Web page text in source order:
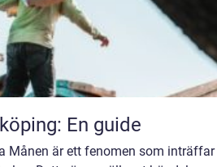
En guide
Månen är ett fenomen som